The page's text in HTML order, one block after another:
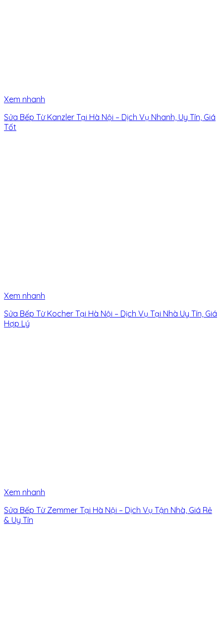
Xem nhanh
Sửa Bếp Từ Kanzler Tại Hà Nội – Dịch Vụ Nhanh, Uy Tín, Giá
Tốt
Xem nhanh
Sửa Bếp Từ Kocher Tại Hà Nội – Dịch Vụ Tại Nhà Uy Tín, Giá
Hợp Lý
Xem nhanh
Sửa Bếp Từ Zemmer Tại Hà Nội – Dịch Vụ Tận Nhà, Giá Rẻ
& Uy Tín